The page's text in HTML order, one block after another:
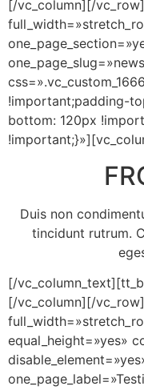
[/vc_column][/
!important;padding-
bottom: 120px
Duis non
tincidunt rutrum.
[/
[/vc_column][/
equal_height=»yes»